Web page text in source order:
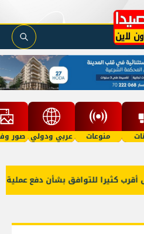
منوعات عربي ودولي صور
كثيرا للتوافق بشأن دفع عملية